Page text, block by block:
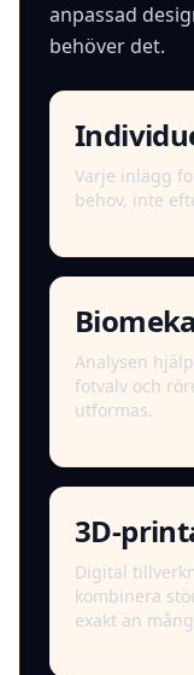
anpassad
behöver det.
Varje inlägg
behov, inte
Analysen
fotvalv och
utformas.
3D-
Digital
kombinera
exakt än